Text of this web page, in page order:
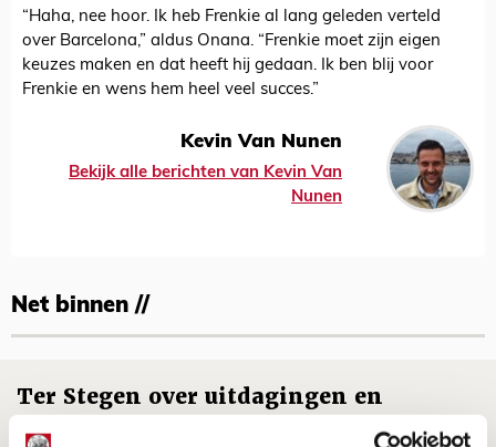
“Haha, nee hoor. Ik heb Frenkie al lang geleden verteld
over Barcelona,” aldus Onana. “Frenkie moet zijn eigen
keuzes maken en dat heeft hij gedaan. Ik ben blij voor
Frenkie en wens hem heel veel succes.”
Kevin Van Nunen
Bekijk alle berichten van Kevin Van
Nunen
Net binnen //
Ter Stegen over uitdagingen en
leidersrol bij Ajax